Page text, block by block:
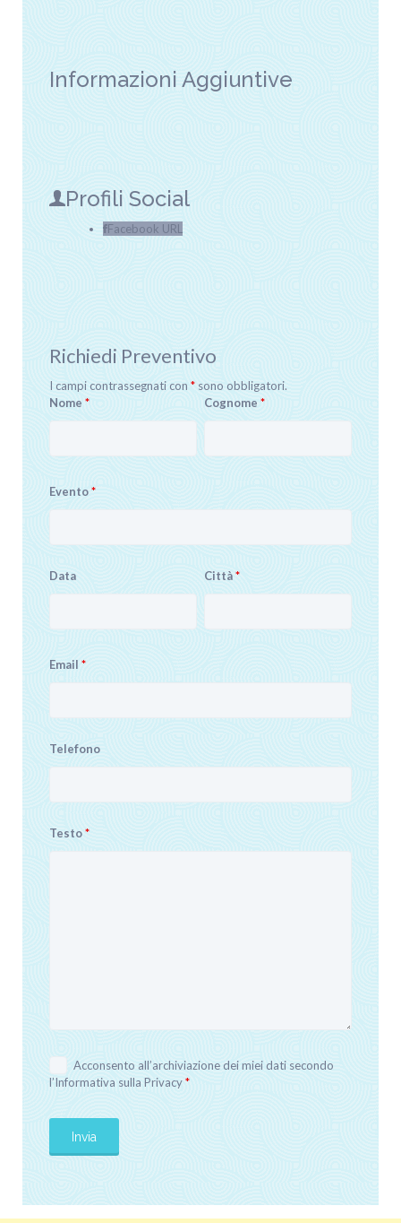
Informazioni Aggiuntive
Profili Social
Facebook URL
Richiedi Preventivo
I campi contrassegnati con * sono obbligatori.
Nome * Cognome*
Evento*
Data Città*
Email *
Telefono
Testo*
Acconsento all’archiviazione dei miei dati secondo
l’Informativa sulla Privacy*